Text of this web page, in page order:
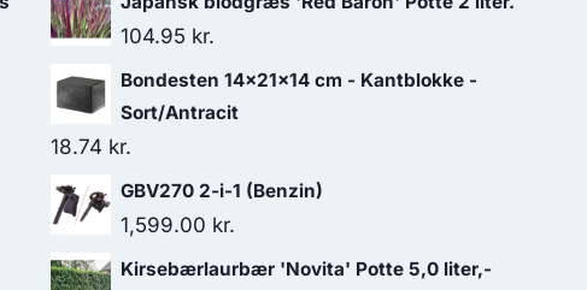
104.95 kr.
Bondesten 14x21x14 cm - Kantblokke -
Sort/Antracit
18.74 kr.
GBV270 2-i-1 (Benzin)
1,599.00 kr.
Kirsebærlaurbær 'Novita' Potte 5,0 liter,-